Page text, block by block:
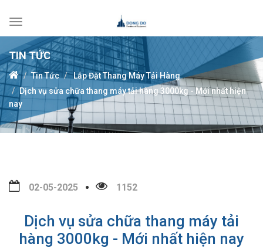
Toggle
navigation
TIN TỨC
Tin Tức
Lắp Đặt Thang Máy Tải Hàng
Dịch vụ sửa chữa thang máy tải hàng 3000kg - Mới nhất hiện
nay
02-05-2025 1152
Dịch vụ sửa chữa thang máy tải
hàng 3000kg - Mới nhất hiện nay